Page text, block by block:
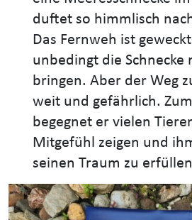
duftet so himmlisch
Das Fernweh ist
unbedingt die Schnecke
bringen. Aber der Weg
weit und gefährlich.
begegnet er vielen
Mitgefühl zeigen und
seinen Traum zu